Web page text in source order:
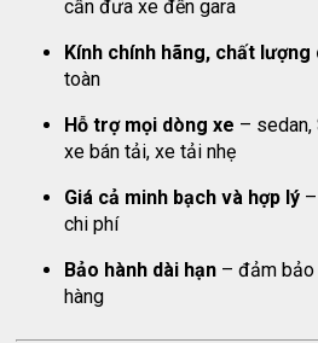
cần đưa xe đến gara
Kính chính hãng, chất lượng
toàn
Hỗ trợ mọi dòng xe – sedan,
xe bán tải, xe tải nhẹ
Giá cả minh bạch và hợp lý
chi phí
Bảo hành dài hạn – đảm bảo
hàng